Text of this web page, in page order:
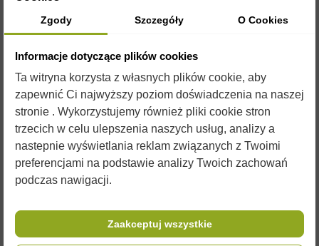
OPIS
Maska ochronna Secura 3000 CHEM to półmaska wykonana z
silikonu, która może być używana do odymiania apivarolem.
Zestaw jest gotowy do użycia i zawiera półmaskę Secura 3000
aerozolowymi.
Półmaska Secura 3000 zapewnia ochronę układu oddechowego
Zgody Szczegóły O Cookies
Informacje dotyczące plików cookies
Ta witryna korzysta z własnych plików cookie, aby
zapewnić Ci najwyższy poziom doświadczenia na naszej
stronie . Wykorzystujemy również pliki cookie stron
trzecich w celu ulepszenia naszych usług, analizy a
nastepnie wyświetlania reklam związanych z Twoimi
preferencjami na podstawie analizy Twoich zachowań
podczas nawigacji.
Zaakceptuj wszystkie